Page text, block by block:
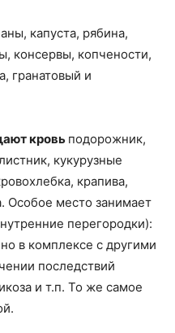
капуста, рябина,
консервы, копчености,
гранатовый и
кровь подорожник,
кукурузные
крапива,
Особое место занимает
перегородки):
в комплексе с другими
последствий
и т.п. То же самое